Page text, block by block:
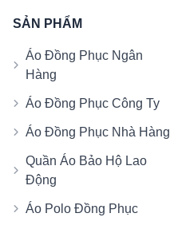
SẢN PHẨM
Áo Đồng Phục Ngân
Hàng
Áo Đồng Phục Công Ty
Áo Đồng Phục Nhà Hàng
Quần Áo Bảo Hộ Lao
Động
Áo Polo Đồng Phục